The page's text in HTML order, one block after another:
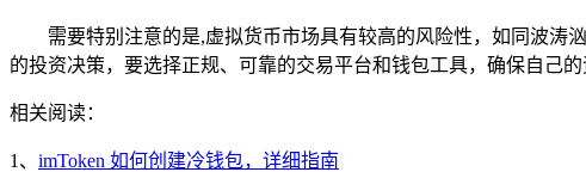
需要特别注意的是,虚拟货币市场具有较高的风险性，如同波涛
的投资决策，要选择正规、可靠的交易平台和钱包工具，确保自己
相关阅读：
1、 imToken 如何创建冷钱包，详细指南